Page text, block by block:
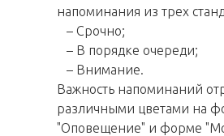
напоминания из трех
– Срочно;
– В порядке очереди;
– Внимание.
Важность напоминаний
различными цветами на
"Оповещение" и форме